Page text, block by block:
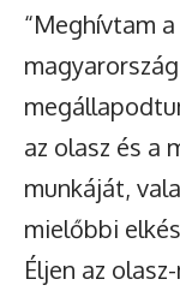
“Meghívtam
az olasz és a
munkáját,
mielőbbi
Éljen az